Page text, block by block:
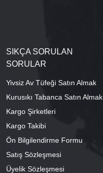
SIKÇA SORULAN
SORULAR
Yivsiz Av Tüfeği Satın Almak
Kurusıkı Tabanca Satın Almak
Kargo Şirketleri
Kargo Takibi
Ön Bilgilendirme Formu
Satış Sözleşmesi
Üyelik Sözleşmesi